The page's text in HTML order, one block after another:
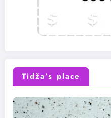
Tidža’s place